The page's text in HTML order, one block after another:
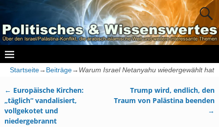
Startseite→ Beiträge→ Warum Israel Netanyahu wiedergewählt hat
Artikelnavigation
← Europäische Kirchen:
„täglich“ vandalisiert,
vollgekotet und
niedergebrannt
Trump wird, endlich, den
Traum von Palästina beenden
→